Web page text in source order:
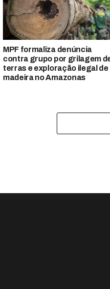
MPF formaliza denúncia
contra grupo por grilagem
terras e exploração ilegal de
madeira no Amazonas